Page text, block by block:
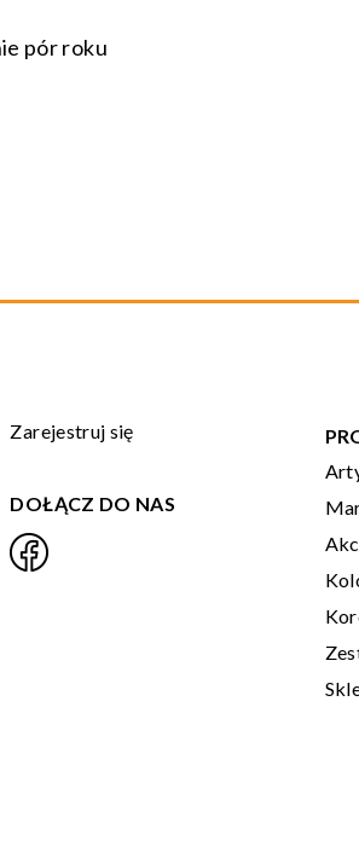
pór roku
Zarejestruj się
DOŁĄCZ DO NAS